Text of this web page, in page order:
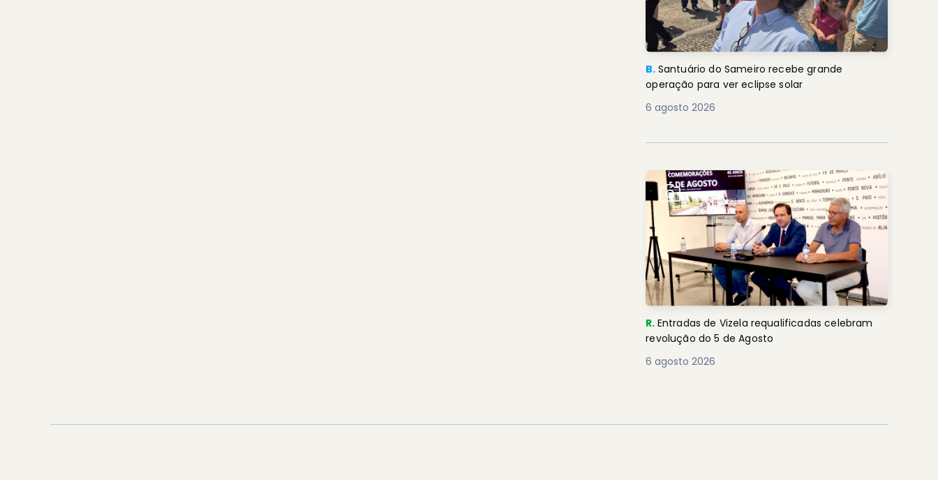
B. Santuário do Sameiro recebe grande
operação para ver eclipse solar
6 agosto 2026
R. Entradas de Vizela requalificadas celebram
revolução do 5 de Agosto
6 agosto 2026